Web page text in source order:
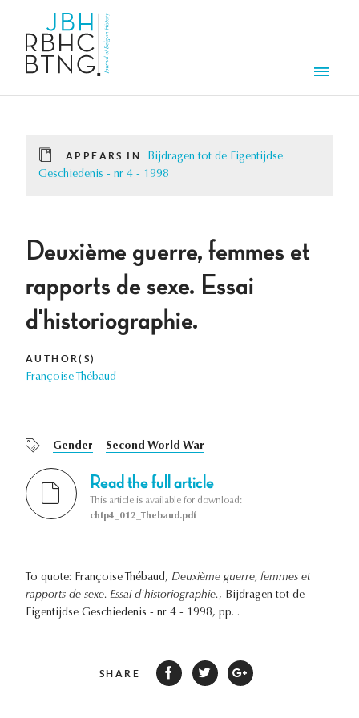
APPEARS IN
Bijdragen tot de Eigentijdse
Geschiedenis - nr 4 - 1998
Deuxième guerre, femmes et
rapports de sexe. Essai
d'historiographie.
AUTHOR(S)
Françoise Thébaud
Gender Second World War
Read the full article
This article is available for download:
chtp4_012_Thebaud.pdf
To quote: Françoise Thébaud, Deuxième guerre, femmes et
rapports de sexe. Essai d'historiographie., Bijdragen tot de
Eigentijdse Geschiedenis - nr 4 - 1998, pp. .
SHARE